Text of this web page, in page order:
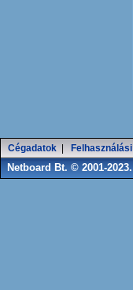
Cégadatok
Netboard Bt. © 2001-2023.